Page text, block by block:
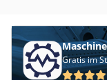
Gratis im